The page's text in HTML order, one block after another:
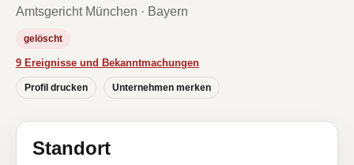
Amtsgericht München · Bayern
gelöscht
9 Ereignisse und Bekanntmachungen
Profil drucken Unternehmen merken
Standort